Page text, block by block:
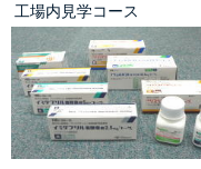
工場内見学コース